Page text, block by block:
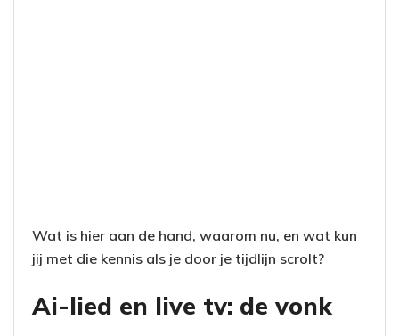
Wat is hier aan de hand, waarom nu, en wat kun
jij met die kennis als je door je tijdlijn scrolt?
Ai-lied en live tv: de vonk